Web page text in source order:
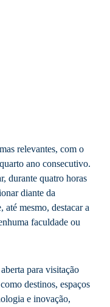
relevantes, com o
ano consecutivo.
durante quatro horas
diante da
mesmo, destacar a
faculdade ou
para visitação
destinos, espaços
e inovação,